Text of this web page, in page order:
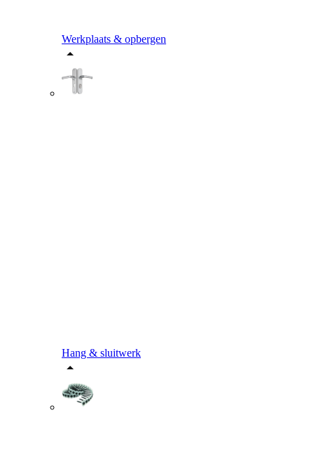
Werkplaats & opbergen
Hang & sluitwerk